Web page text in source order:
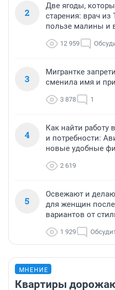
2
Две ягоды,
старения: врач из
пользе малины и
12 959
3
Мигрантке
сменила имя и
3 878 1
4
Как найти работу
и потребности:
новые удобные
2 619
5
Освежают и
для женщин
вариантов от
1 929
МНЕНИЕ
Квартиры